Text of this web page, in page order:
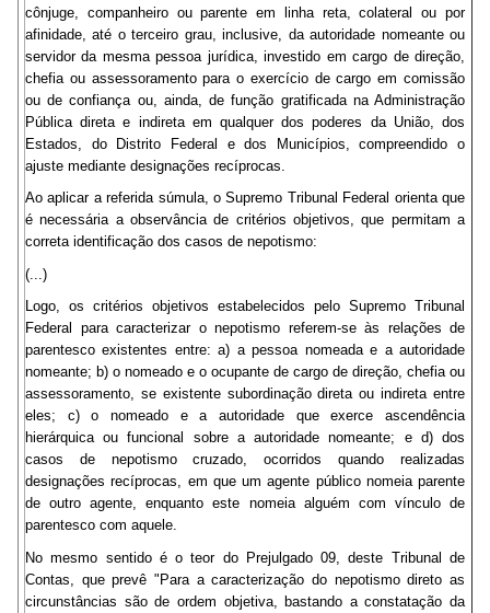
cônjuge, companheiro ou parente em linha reta, colateral ou por
afinidade, até o terceiro grau, inclusive, da autoridade nomeante ou
servidor da mesma pessoa jurídica, investido em cargo de direção,
chefia ou assessoramento para o exercício de cargo em comissão
ou de confiança ou, ainda, de função gratificada na Administração
Pública direta e indireta em qualquer dos poderes da União, dos
Estados, do Distrito Federal e dos Municípios, compreendido o
ajuste mediante designações recíprocas.
Ao aplicar a referida súmula, o Supremo Tribunal Federal orienta que
é necessária a observância de critérios objetivos, que permitam a
correta identificação dos casos de nepotismo:
(...)
Logo, os critérios objetivos estabelecidos pelo Supremo Tribunal
Federal para caracterizar o nepotismo referem-se às relações de
parentesco existentes entre: a) a pessoa nomeada e a autoridade
nomeante; b) o nomeado e o ocupante de cargo de direção, chefia ou
assessoramento, se existente subordinação direta ou indireta entre
eles; c) o nomeado e a autoridade que exerce ascendência
hierárquica ou funcional sobre a autoridade nomeante; e d) dos
casos de nepotismo cruzado, ocorridos quando realizadas
designações recíprocas, em que um agente público nomeia parente
de outro agente, enquanto este nomeia alguém com vínculo de
parentesco com aquele.
No mesmo sentido é o teor do Prejulgado 09, deste Tribunal de
Contas, que prevê "Para a caracterização do nepotismo direto as
circunstâncias são de ordem objetiva, bastando a constatação da